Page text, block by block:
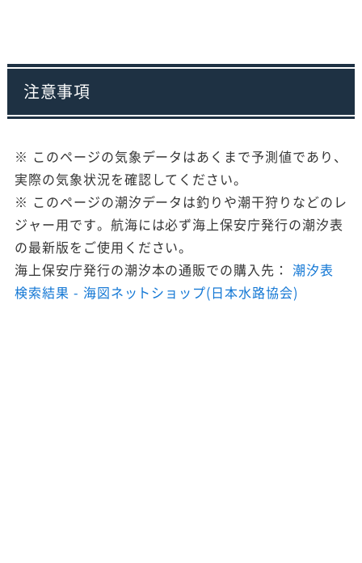
注意事項
※ このページの気象データはあくまで予測値であり、
実際の気象状況を確認してください。
※ このページの潮汐データは釣りや潮干狩りなどのレ
ジャー用です。航海には必ず海上保安庁発行の潮汐表
の最新版をご使用ください。
海上保安庁発行の潮汐本の通販での購入先：潮汐表
検索結果 - 海図ネットショップ(日本水路協会)